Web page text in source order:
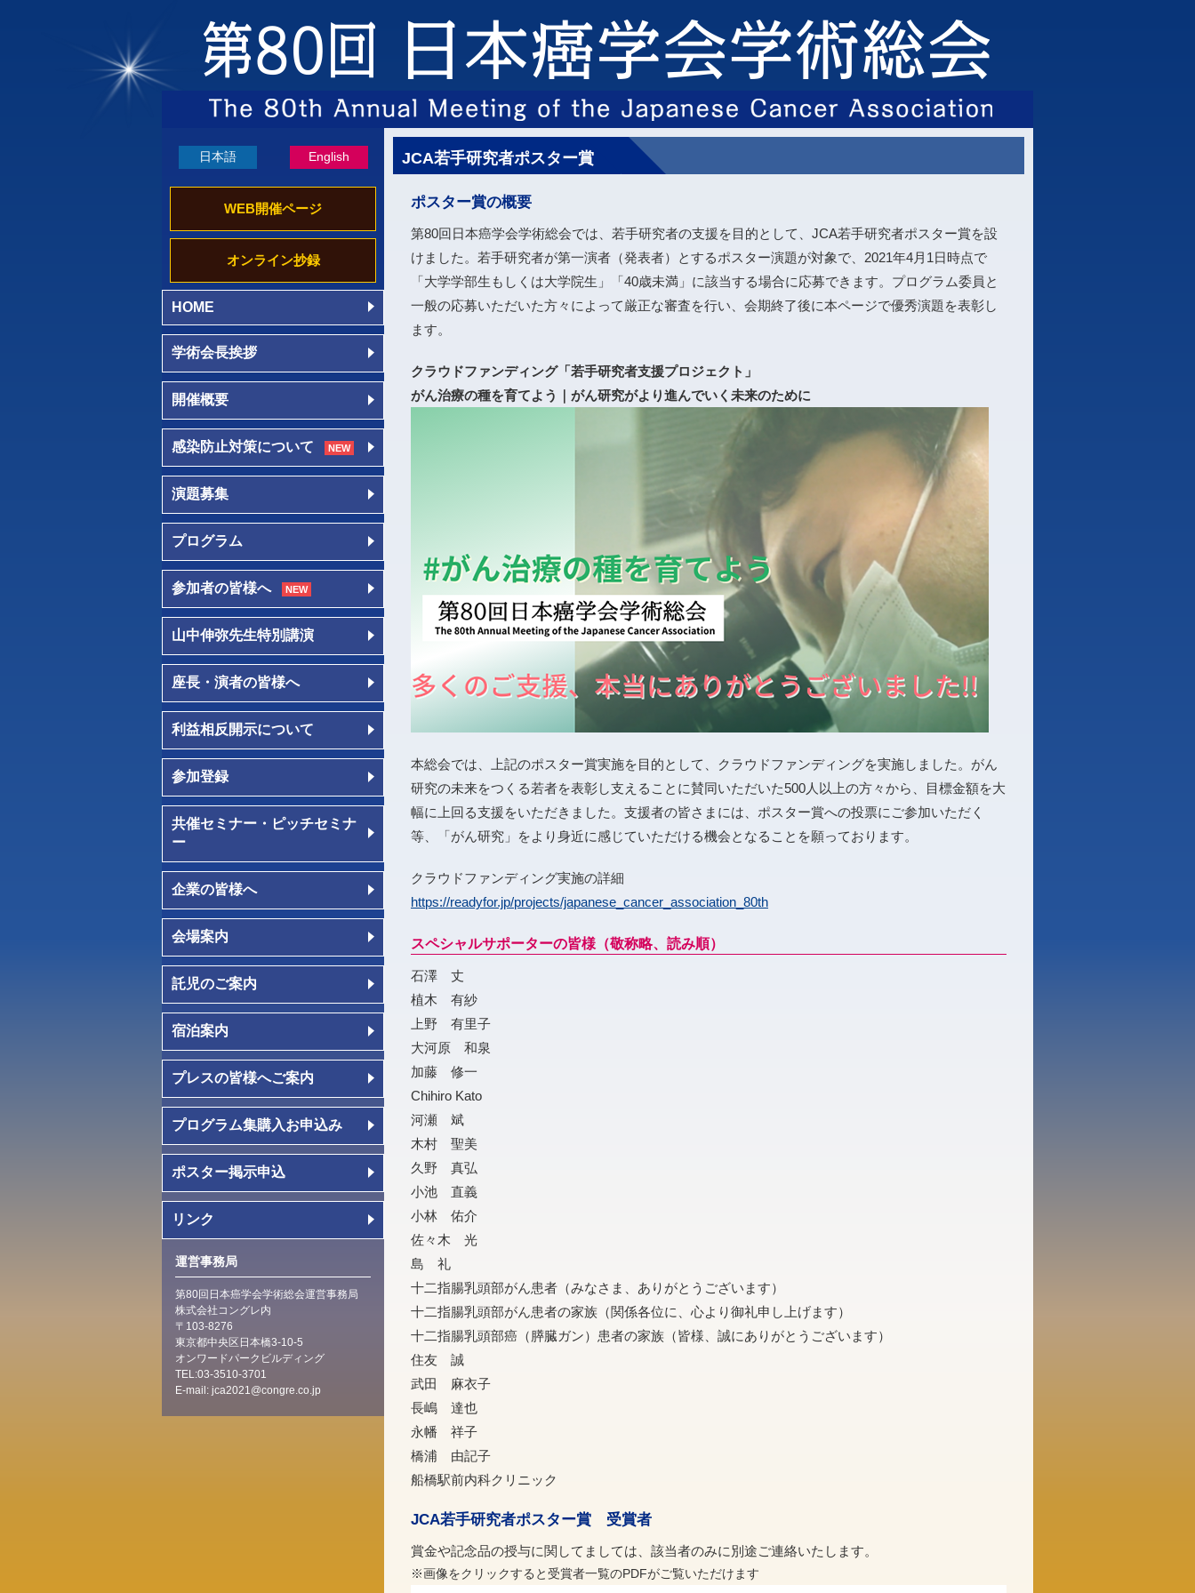
日本語 English
WEB開催ページ
オンライン抄録
HOME
学術会長挨拶
開催概要
感染防止対策について NEW
演題募集
プログラム
参加者の皆様へ NEW
山中伸弥先生特別講演
座長・演者の皆様へ
利益相反開示について
参加登録
共催セミナー・ピッチセミナ
ー
企業の皆様へ
会場案内
託児のご案内
宿泊案内
プレスの皆様へご案内
プログラム集購入お申込み
ポスター掲示申込
リンク
運営事務局
第80回日本癌学会学術総会運営事務局
株式会社コングレ内
〒103-8276
東京都中央区日本橋3-10-5
オンワードパークビルディング
TEL:03-3510-3701
E-mail: jca2021@congre.co.jp
JCA若手研究者ポスター賞
ポスター賞の概要
第80回日本癌学会学術総会では、若手研究者の支援を目的として、JCA若手研究者ポスター賞を設
けました。若手研究者が第一演者（発表者）とするポスター演題が対象で、2021年4月1日時点で
「大学学部生もしくは大学院生」「40歳未満」に該当する場合に応募できます。プログラム委員と
一般の応募いただいた方々によって厳正な審査を行い、会期終了後に本ページで優秀演題を表彰し
ます。
クラウドファンディング「若手研究者支援プロジェクト」
がん治療の種を育てよう｜がん研究がより進んでいく未来のために
本総会では、上記のポスター賞実施を目的として、クラウドファンディングを実施しました。がん
研究の未来をつくる若者を表彰し支えることに賛同いただいた500人以上の方々から、目標金額を大
幅に上回る支援をいただきました。支援者の皆さまには、ポスター賞への投票にご参加いただく
等、「がん研究」をより身近に感じていただける機会となることを願っております。
クラウドファンディング実施の詳細
https://readyfor.jp/projects/japanese_cancer_association_80th
スペシャルサポーターの皆様（敬称略、読み順）
石澤 丈
植木 有紗
上野 有里子
大河原 和泉
加藤 修一
Chihiro Kato
河瀬 斌
木村 聖美
久野 真弘
小池 直義
小林 佑介
佐々木 光
島 礼
十二指腸乳頭部がん患者（みなさま、ありがとうございます）
十二指腸乳頭部がん患者の家族（関係各位に、心より御礼申し上げます）
十二指腸乳頭部癌（膵臓ガン）患者の家族（皆様、誠にありがとうございます）
住友 誠
武田 麻衣子
長嶋 達也
永幡 祥子
橋浦 由記子
船橋駅前内科クリニック
JCA若手研究者ポスター賞 受賞者
賞金や記念品の授与に関してましては、該当者のみに別途ご連絡いたします。
※画像をクリックすると受賞者一覧のPDFがご覧いただけます